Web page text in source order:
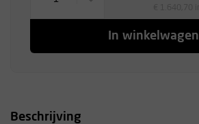
In winkelwagen
Beschrijving